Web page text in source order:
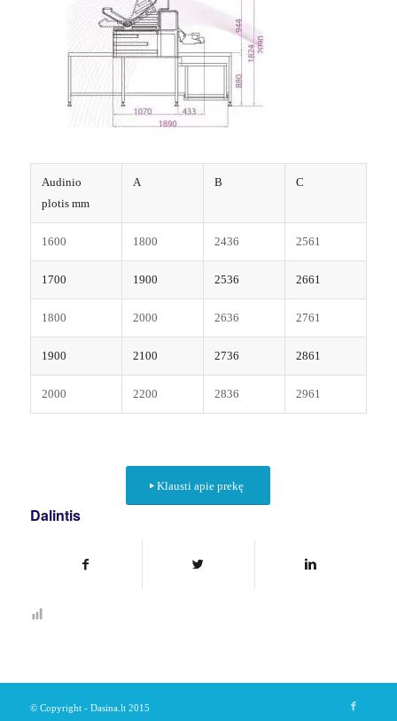
Audinio
plotis mm
A B C
1600 1800 2436 2561
1700 1900 2536 2661
1800 2000 2636 2761
1900 2100 2736 2861
2000 2200 2836 2961
Klausti apie prekę
Dalintis
© Copyright - Dasina.lt 2015